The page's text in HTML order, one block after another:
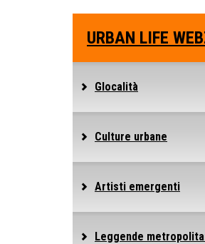
URBAN LIFE
Glocalità
Culture urbane
Artisti emergenti
Leggende